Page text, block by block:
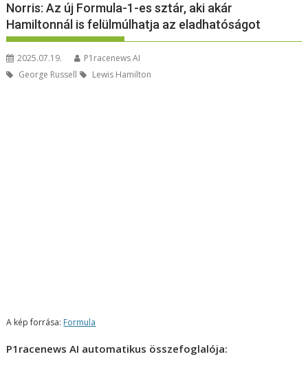
Norris: Az új Formula-1-es sztár, aki akár
Hamiltonnál is felülmúlhatja az eladhatóságot
2025.07.19.
P1racenews AI
George Russell
Lewis Hamilton
A kép forrása: Formula
P1racenews AI automatikus összefoglalója: